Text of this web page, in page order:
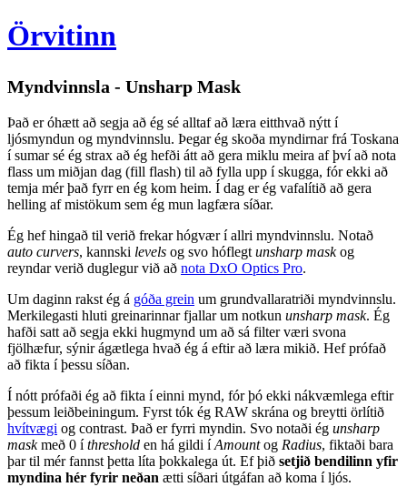
Örvitinn
Myndvinnsla - Unsharp Mask
Það er óhætt að segja að ég sé alltaf að læra eitthvað nýtt í
ljósmyndun og myndvinnslu. Þegar ég skoða myndirnar frá Toskana
í sumar sé ég strax að ég hefði átt að gera miklu meira af því að nota
flass um miðjan dag (fill flash) til að fylla upp í skugga, fór ekki að
temja mér það fyrr en ég kom heim. Í dag er ég vafalítið að gera
helling af mistökum sem ég mun lagfæra síðar.
Ég hef hingað til verið frekar hógvær í allri myndvinnslu. Notað
auto curvers, kannski levels og svo hóflegtunsharp maskog
reyndar verið duglegur við að nota DxO Optics Pro.
Um daginn rakst ég á góða grein um grundvallaratriði myndvinnslu.
Merkilegasti hluti greinarinnar fjallar um notkun unsharp mask. Ég
hafði satt að segja ekki hugmynd um að sá filter væri svona
fjölhæfur, sýnir ágætlega hvað ég á eftir að læra mikið. Hef prófað
að fikta í þessu síðan.
Í nótt prófaði ég að fikta í einni mynd, fór þó ekki nákvæmlega eftir
þessum leiðbeiningum. Fyrst tók ég RAW skrána og breytti örlítið
hvítvægi og contrast. Það er fyrri myndin. Svo notaði ég unsharp
maskmeð 0 í threshold en há gildi íAmountog Radius, fiktaði bara
þar til mér fannst þetta líta þokkalega út. Ef þið setjið bendilinn yfir
myndina hér fyrir neðan ætti síðari útgáfan að koma í ljós.